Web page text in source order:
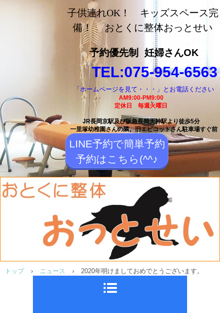
長岡京市の整体【おとく
に整体おっとせい】長岡
京駅と長岡天神駅から徒
歩5分の整体院
子供連れOK！ キッズスペース完
備！ おとくに整体おっとせい
予約優先制 妊婦さんOK
TEL:075-954-6563
「ホームページを見て・・・」とお電話ください
AM9:00-PM9:00
定休日 毎週火曜日
JR長岡京駅及び阪急長岡天神駅より徒歩5分
一里塚幼稚園さんの隣。旧エピコットさん駐車場すぐ前
LINE予約で簡単予約
予約はこちら(^^♪
トップ › ニュース › 2020年明けましておめでとうございます。